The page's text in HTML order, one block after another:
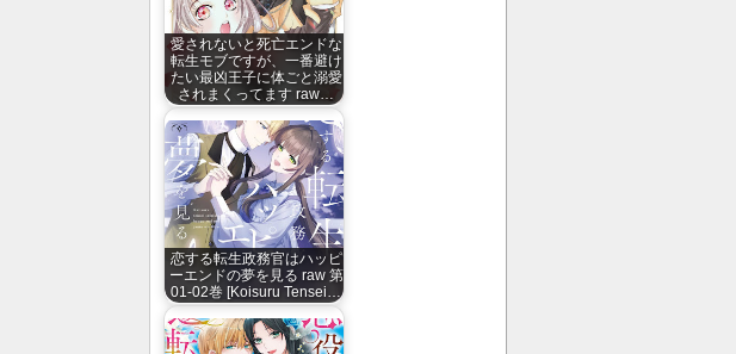
愛されないと死亡エンドな
転生モブですが、一番避け
たい最凶王子に体ごと溺愛
されまくってます raw…
恋する転生政務官はハッピ
ーエンドの夢を見る raw 第
01-02巻 [Koisuru Tensei…